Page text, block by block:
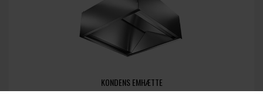
KONDENS EMHÆTTE